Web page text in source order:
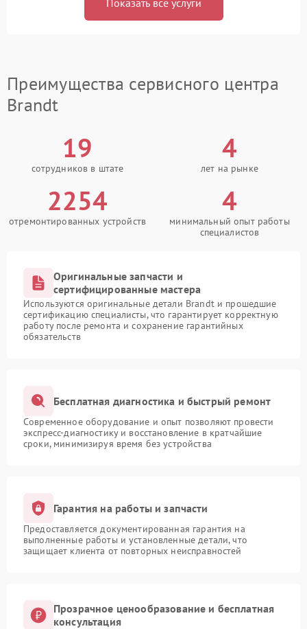
Показать все услуги
Преимущества сервисного центра
Brandt
19
сотрудников в штате
4
лет на рынке
2254
отремонтированных устройств
4
минимальный опыт работы
специалистов
Оригинальные запчасти и
сертифицированные мастера
Используются оригинальные детали Brandt и прошедшие
сертификацию специалисты, что гарантирует корректную
работу после ремонта и сохранение гарантийных
обязательств
Бесплатная диагностика и быстрый ремонт
Современное оборудование и опыт позволяют провести
экспресс-диагностику и восстановление в кратчайшие
сроки, минимизируя время без устройства
Гарантия на работы и запчасти
Предоставляется документированная гарантия на
выполненные работы и установленные детали, что
защищает клиента от повторных неисправностей
Прозрачное ценообразование и бесплатная
консультация